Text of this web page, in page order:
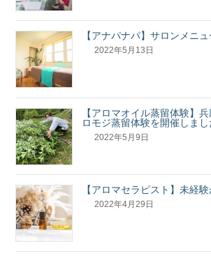
【アナパナパ】サロンメニ
2022年5月13日
【アロマオイル蒸留体験】
ロモジ蒸留体験を開催しまし
2022年5月9日
【アロマセラピスト】未経
2022年4月29日